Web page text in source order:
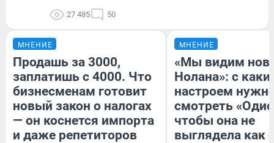
27 485 50
МНЕНИЕ
Продашь за 3000,
заплатишь с 4000. Что
бизнесменам готовит
новый закон о налогах
— он коснется импорта
и даже репетиторов
МНЕНИЕ
«Мы видим
Нолана»: с
настроем
смотреть
чтобы она не
выглядела как